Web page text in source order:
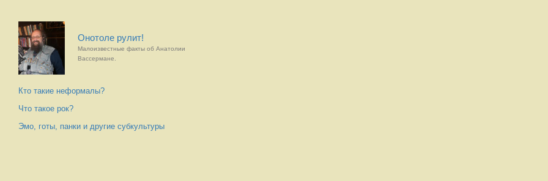
Онотоле рулит!
Малоизвестные факты об Анатолии
Вассермане.
Кто такие неформалы?
Что такое рок?
Эмо, готы, панки и другие субкультуры